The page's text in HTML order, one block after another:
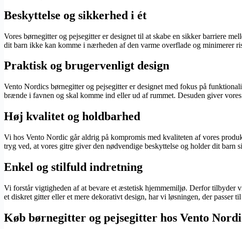
Beskyttelse og sikkerhed i ét
Vores børnegitter og pejsegitter er designet til at skabe en sikker barriere
dit barn ikke kan komme i nærheden af den varme overflade og minimerer
Praktisk og brugervenligt design
Vento Nordics børnegitter og pejsegitter er designet med fokus på
brænde i favnen og skal komme ind eller ud af rummet. Desuden giver
Høj kvalitet og holdbarhed
Vi hos Vento Nordic går aldrig på kompromis med kvaliteten af vores
tryg ved, at vores gitre giver den nødvendige beskyttelse og holder dit barn
Enkel og stilfuld indretning
Vi forstår vigtigheden af at bevare et æstetisk hjemmemiljø. Derfor tilbyder
et diskret gitter eller et mere dekorativt design, har vi løsningen, der passer
Køb børnegitter og pejsegitter hos Vento